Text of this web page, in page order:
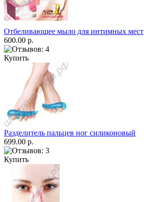
Отбеливающее мыло для интимных мест
600.00 р.
Купить
Разделитель пальцев ног силиконовый
699.00 р.
Купить